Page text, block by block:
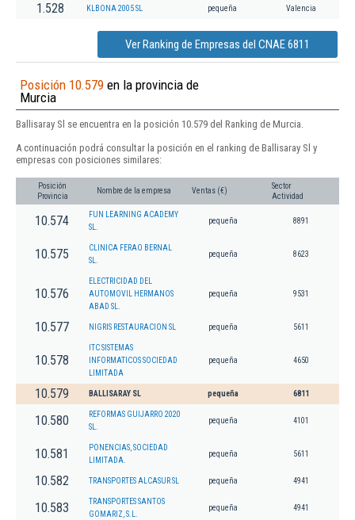
1.528 KLBONA 2005 SL pequeña Valencia
Ver Ranking de Empresas del CNAE 6811
Posición 10.579 en la provincia de
Murcia
Ballisaray Sl se encuentra en la posición 10.579 del Ranking de Murcia.
A continuación podrá consultar la posición en el ranking de Ballisaray Sl y
empresas con posiciones similares:
Posición
Provincia
Nombre de la empresa Ventas (€)
Sector
Actividad
10.574
FUN LEARNING ACADEMY
SL.
pequeña 8891
10.575
CLINICA FERAO BERNAL
SL.
pequeña 8623
10.576
ELECTRICIDAD DEL
AUTOMOVIL HERMANOS
ABAD SL.
pequeña 9531
10.577 NIGRIS RESTAURACION SL pequeña 5611
10.578
ITC SISTEMAS
INFORMATICOS SOCIEDAD
LIMITADA
pequeña 4650
10.579 BALLISARAY SL pequeña 6811
10.580
REFORMAS GUIJARRO 2020
SL.
pequeña 4101
10.581
PONENCIAS, SOCIEDAD
LIMITADA.
pequeña 5611
10.582 TRANSPORTES ALCASUR SL pequeña 4941
10.583
TRANSPORTES SANTOS
GOMARIZ, S.L.
pequeña 4941